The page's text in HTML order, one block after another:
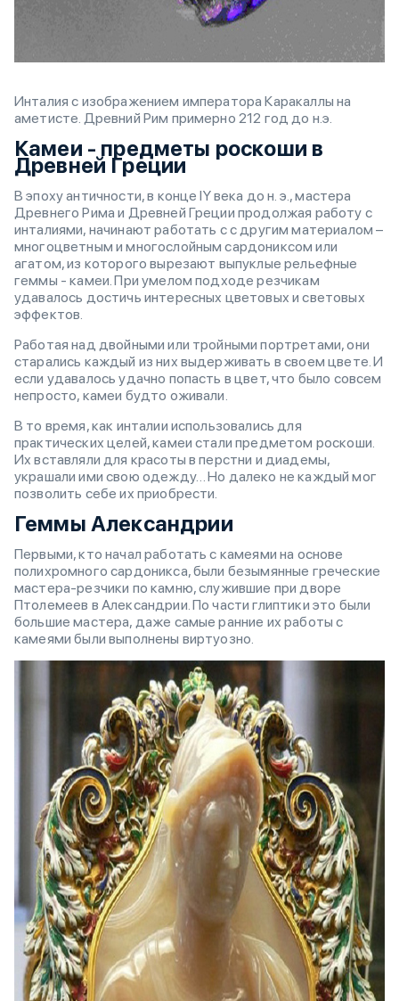
Инталия с изображением императора Каракаллы на
аметисте. Древний Рим примерно 212 год до н.э.
Камеи - предметы роскоши в
Древней Греции
В эпоху античности, в конце IY века до н. э., мастера
Древнего Рима и Древней Греции продолжая работу с
инталиями, начинают работать с с другим материалом –
многоцветным и многослойным сардониксом или
агатом, из которого вырезают выпуклые рельефные
геммы - камеи. При умелом подходе резчикам
удавалось достичь интересных цветовых и световых
эффектов.
Работая над двойными или тройными портретами, они
старались каждый из них выдерживать в своем цвете. И
если удавалось удачно попасть в цвет, что было совсем
непросто, камеи будто оживали.
В то время, как инталии использовались для
практических целей, камеи стали предметом роскоши.
Их вставляли для красоты в перстни и диадемы,
украшали ими свою одежду… Но далеко не каждый мог
позволить себе их приобрести.
Геммы Александрии
Первыми, кто начал работать с камеями на основе
полихромного сардоникса, были безымянные греческие
мастера-резчики по камню, служившие при дворе
Птолемеев в Александрии. По части глиптики это были
большие мастера, даже самые ранние их работы с
камеями были выполнены виртуозно.